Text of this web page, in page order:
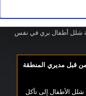
أن اللقاح غير آمن.
144 حالة شلل أطفال بري في نفس
قبل مديري المنطقة
إلى تآكل